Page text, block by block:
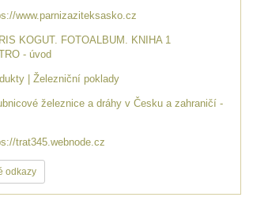
www.parnizaziteksasko.cz
KOGUT. FOTOALBUM. KNIHA 1
- úvod
| Železniční poklady
železnice a dráhy v Česku a zahraničí -
trat345.webnode.cz
odkazy